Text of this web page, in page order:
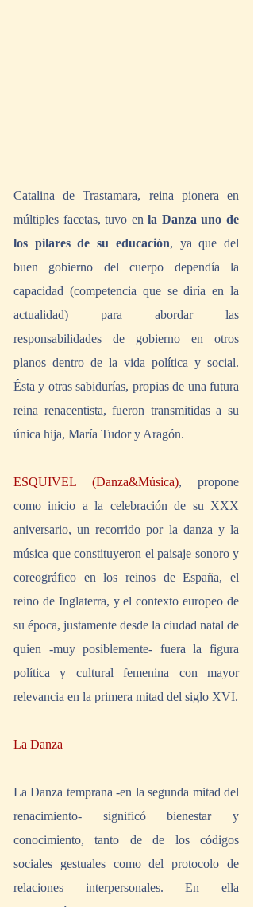
Catalina de Trastamara, reina pionera en
múltiples facetas, tuvo en la Danza uno de
los pilares de su educación, ya que del
buen gobierno del cuerpo dependía la
capacidad (competencia que se diría en la
actualidad) para abordar las
responsabilidades de gobierno en otros
planos dentro de la vida política y social.
Ésta y otras sabidurías, propias de una futura
reina renacentista, fueron transmitidas a su
única hija, María Tudor y Aragón.
ESQUIVEL (Danza&Música), propone
como inicio a la celebración de su XXX
aniversario, un recorrido por la danza y la
música que constituyeron el paisaje sonoro y
coreográfico en los reinos de España, el
reino de Inglaterra, y el contexto europeo de
su época, justamente desde la ciudad natal de
quien -muy posiblemente- fuera la figura
política y cultural femenina con mayor
La Danza
La Danza temprana -en la segunda mitad del
renacimiento- significó bienestar y
conocimiento, tanto de de los códigos
sociales gestuales como del protocolo de
relaciones interpersonales. En ella